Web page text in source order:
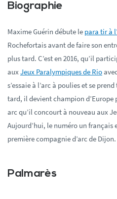
Biographie
Maxime Guérin débute le para tir à
Rochefortais avant de faire son
plus tard. C’est en 2016, qu’il
auxJeux Paralympiques de Rio
s’essaie à l’arc à poulies et se
tard, il devient champion d’Europe
arc qu’il concourt à nouveau aux
Aujourd’hui, le numéro un français
première compagnie d’arc de Dijon.
Palmarès